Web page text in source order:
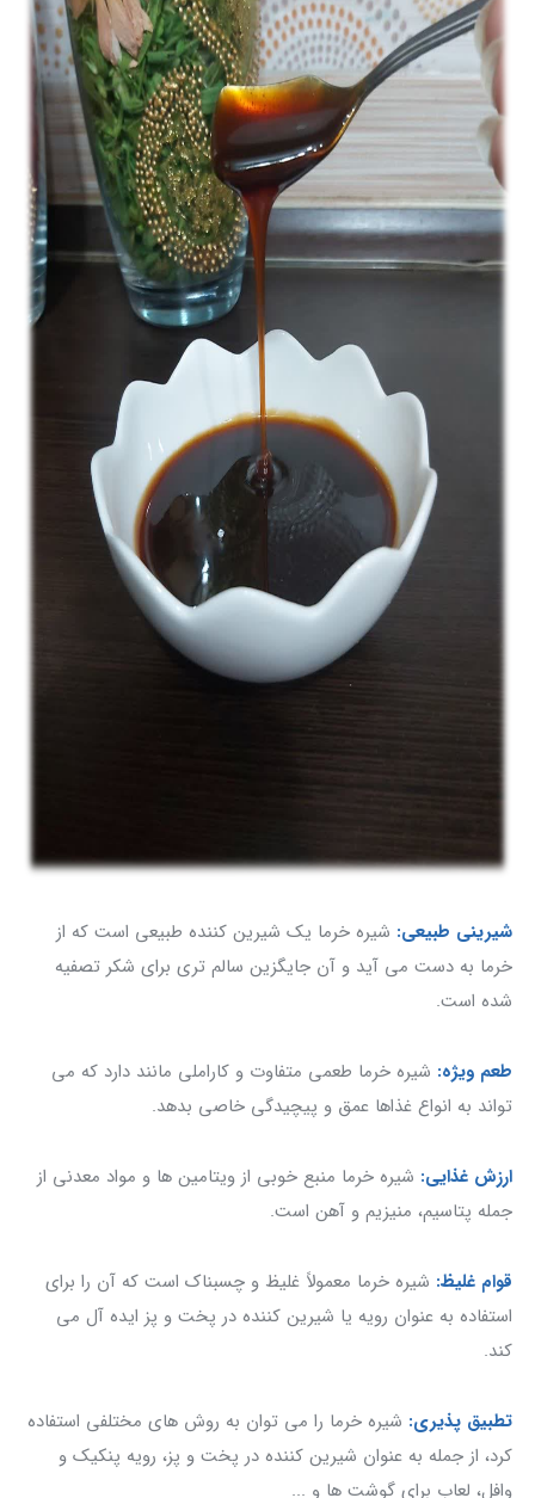
شیرینی طبیعی: شیره خرما یک شیرین کننده طبیعی است که از
خرما به دست می آید و آن جایگزین سالم تری برای شکر تصفیه
شده است.
طعم ویژه: شیره خرما طعمی متفاوت و کاراملی مانند دارد که می
تواند به انواع غذاها عمق و پیچیدگی خاصی بدهد.
ارزش غذایی: شیره خرما منبع خوبی از ویتامین ها و مواد معدنی از
جمله پتاسیم، منیزیم و آهن است.
قوام غلیظ: شیره خرما معمولاً غلیظ و چسبناک است که آن را برای
استفاده به عنوان رویه یا شیرین کننده در پخت و پز ایده آل می
کند.
تطبیق پذیری: شیره خرما را می توان به روش های مختلفی استفاده
کرد، از جمله به عنوان شیرین کننده در پخت و پز، رویه پنکیک و
وافل، لعاب برای گوشت ها و ...